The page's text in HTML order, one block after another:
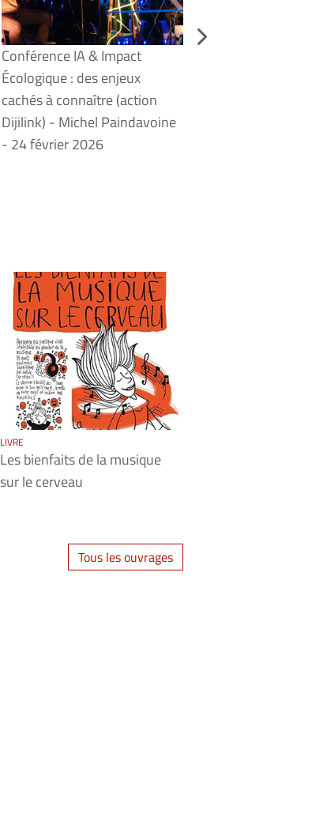
Conférence IA & Impact
Écologique : des enjeux
cachés à connaître (action
Dijilink) - Michel Paindavoine
- 24 février 2026
LIVRE
Les bienfaits de la musique
sur le cerveau
Tous les ouvrages